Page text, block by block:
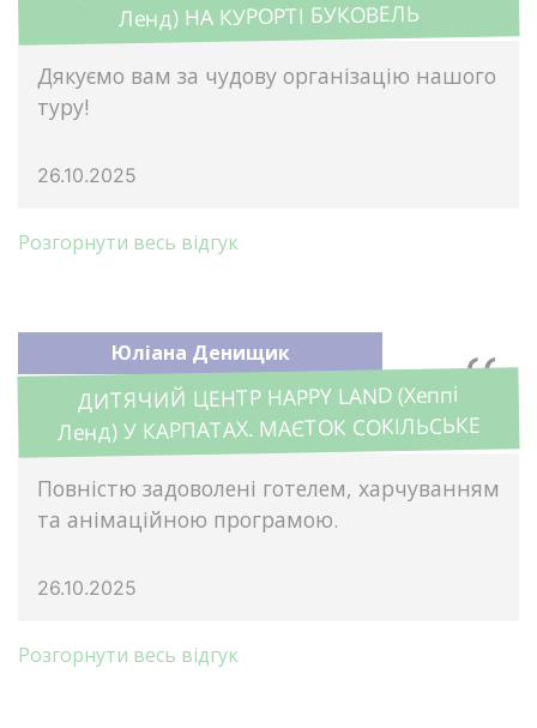
Ленд) НА КУРОРТІ БУКОВЕЛЬ
Дякуємо вам за чудову організацію нашого
туру!
26.10.2025
Розгорнути весь відгук
ДИТЯЧИЙ ЦЕНТР HAPPY LAND (Хеппі
Ленд) У КАРПАТАХ. МАЄТОК СОКІЛЬСЬКЕ
Повністю задоволені готелем, харчуванням
та анімаційною програмою.
26.10.2025
Розгорнути весь відгук
Юліана Денищик